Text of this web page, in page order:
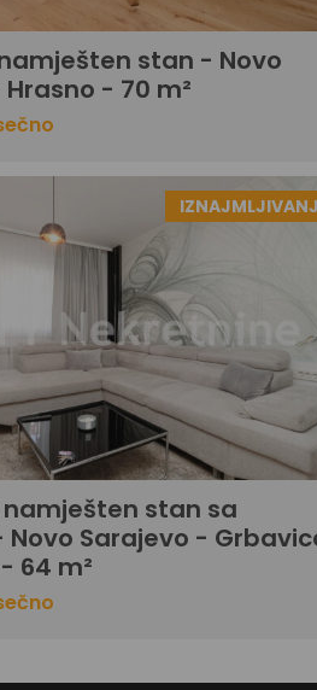
stan - Novo
- 70 m²
stan sa
Sarajevo -
64 m²